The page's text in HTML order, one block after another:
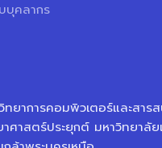
บุคลากร
ทยาการคอมพิวเตอร์และสาร
ศาสตร์ประยุกต์ มหาวิทยาลัย